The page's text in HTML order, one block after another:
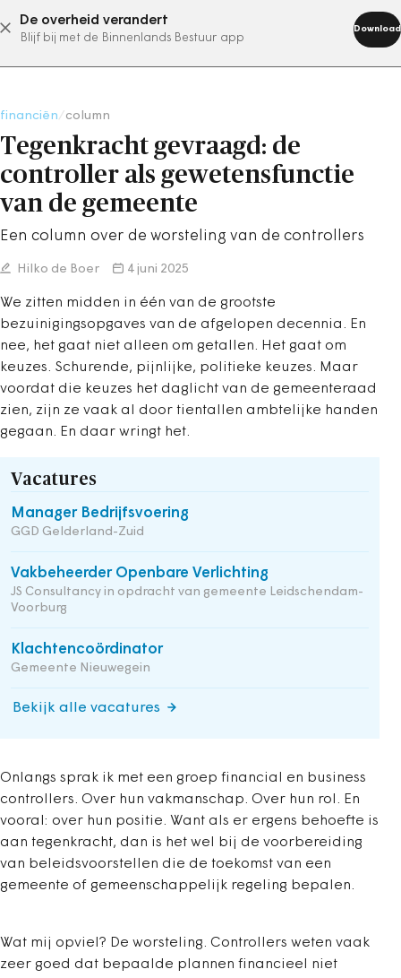
De overheid verandert
Blijf bij met de Binnenlands Bestuur app
Download
abonneer nu
financiën column
Tegenkracht gevraagd: de
controller als gewetensfunctie
van de gemeente
Een column over de worsteling van de controllers
Hilko de Boer 4 juni 2025
We zitten midden in één van de grootste
bezuinigingsopgaves van de afgelopen decennia. En
nee, het gaat niet alleen om getallen. Het gaat om
keuzes. Schurende, pijnlijke, politieke keuzes. Maar
voordat die keuzes het daglicht van de gemeenteraad
zien, zijn ze vaak al door tientallen ambtelijke handen
gegaan. En daar wringt het.
Vacatures
Manager Bedrijfsvoering
GGD Gelderland-Zuid
Vakbeheerder Openbare Verlichting
JS Consultancy in opdracht van gemeente Leidschendam-
Voorburg
Klachtencoördinator
Gemeente Nieuwegein
Bekijk alle vacatures
Onlangs sprak ik met een groep financial en business
controllers. Over hun vakmanschap. Over hun rol. En
vooral: over hun positie. Want als er ergens behoefte is
aan tegenkracht, dan is het wel bij de voorbereiding
van beleidsvoorstellen die de toekomst van een
gemeente of gemeenschappelijk regeling bepalen.
Wat mij opviel? De worsteling. Controllers weten vaak
zeer goed dat bepaalde plannen financieel niet